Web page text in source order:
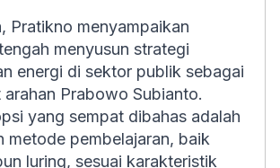
Pratikno menyampaikan
menyusun strategi
energi di sektor publik sebagai
Prabowo Subianto.
yang sempat dibahas adalah
metode pembelajaran, baik
luring, sesuai karakteristik